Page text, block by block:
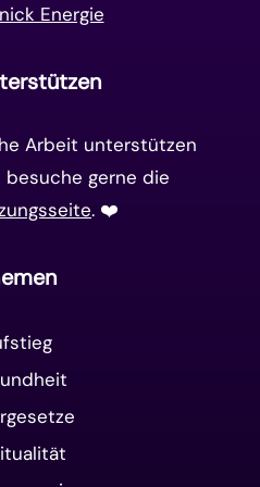
Energie
Arbeit unterstützen
gerne die
. ❤️️